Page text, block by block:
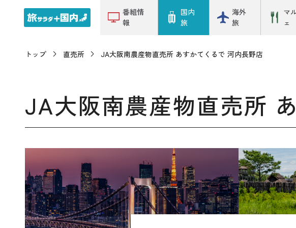
番組情
報
国内
旅
海外
旅
マ
ェ
トップ 直売所 JA大阪南農産物直売所 あすかてくるで 河内長野店
JA大阪南農産物直売所